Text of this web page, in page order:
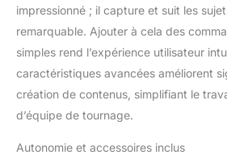
valeur
Le
plaque à
rapide
impressionné ; il capture et suit les
remarquable. Ajouter à cela des
simples rend l’expérience utilisateur
caractéristiques avancées améliorent
création de contenus, simplifiant le
d’équipe de tournage.
Autonomie et accessoires inclus